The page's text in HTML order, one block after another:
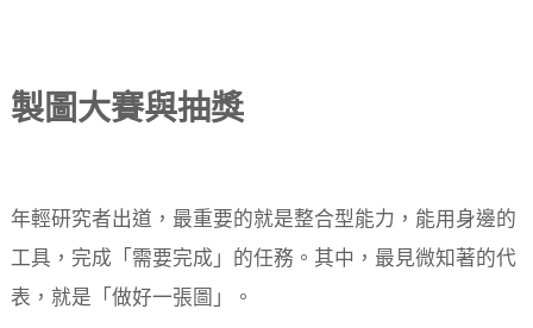
製圖大賽與抽獎
年輕研究者出道，最重要的就是整合型能力，能用身邊的
工具，完成「需要完成」的任務。其中，最見微知著的代
表，就是「做好一張圖」。